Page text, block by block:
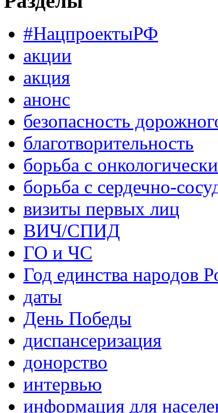
#НацпроектыРФ
акции
акция
анонс
безопасность
благотворительность
борьба с
борьба с сердечно-
визиты первых лиц
ВИЧ/СПИД
ГО и ЧС
Год единства народов
даты
День Победы
диспансеризация
донорство
интервью
информация для